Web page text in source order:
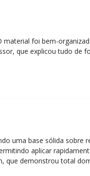
foi bem-
que explicou tudo de
uma base sólida sobre
aplicar
demonstrou total
aulas dinâmicas e